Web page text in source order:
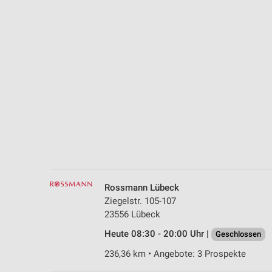
Rossmann Lübeck
Ziegelstr. 105-107
23556 Lübeck
Heute 08:30 - 20:00 Uhr |
Geschlossen
236,36 km • Angebote: 3 Prospekte